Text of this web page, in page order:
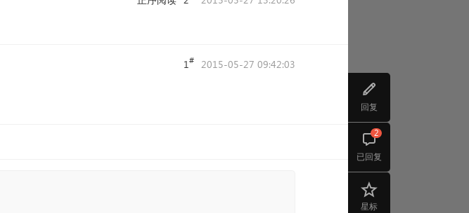
回复
已回复
2
星标
1# 2015-05-27 09:42:03